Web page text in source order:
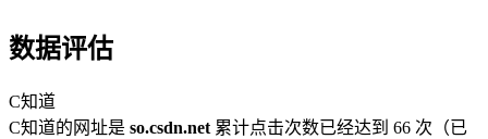
数据评估
C知道
C知道的网址是 so.csdn.net 累计点击次数已经达到 66 次（已